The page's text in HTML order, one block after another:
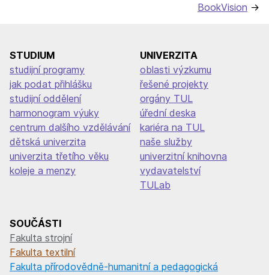
BookVision
STUDIUM
studijní programy
jak podat přihlášku
studijní oddělení
harmonogram výuky
centrum dalšího vzdělávání
dětská univerzita
univerzita třetího věku
koleje a menzy
UNIVERZITA
oblasti výzkumu
řešené projekty
orgány TUL
úřední deska
kariéra na TUL
naše služby
univerzitní knihovna
vydavatelství
TULab
SOUČÁSTI
Fakulta strojní
Fakulta textilní
Fakulta přírodovědně-humanitní a pedagogická